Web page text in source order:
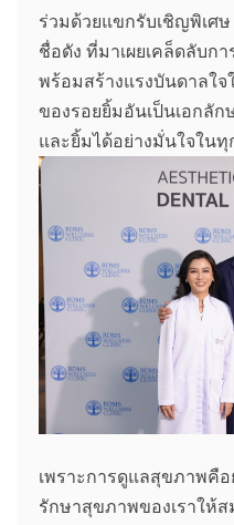
ร่วมด้วยแขกรับเชิญพิเศ
ชื่อดัง ที่มาเผยเคล็ดลับก
พร้อมสร้างแรงบันดาลใ
ของรอยยิ้มอันเป็นเอกลั
และยิ้มได้อย่างมั่นใจใน
เพราะการดูแลสุขภาพคื
รักษาสุขภาพของเราให้